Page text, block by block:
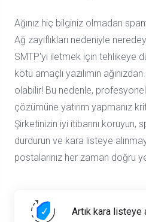
Ağınız hiç bilginiz olmadan
Ağ zayıflıkları nedeniyle
SMTP'yi iletmek için tehlikeye
kötü amaçlı yazılımın
olabilir! Bu nedenle,
çözümüne yatırım yapmanız
Şirketinizin iyi itibarını koruyun,
durdurun ve kara listeye
postalarınız her zaman doğru
Artık kara listeye